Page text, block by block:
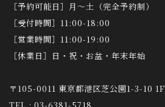
［予約可能日］月～土（完全予約制）
［受付時間］11:00-18:00
［営業時間］11:00-19:00
［休業日］日・祝・お盆・年末年始
〒105-0011 東京都港区芝公園1-3-10 1F